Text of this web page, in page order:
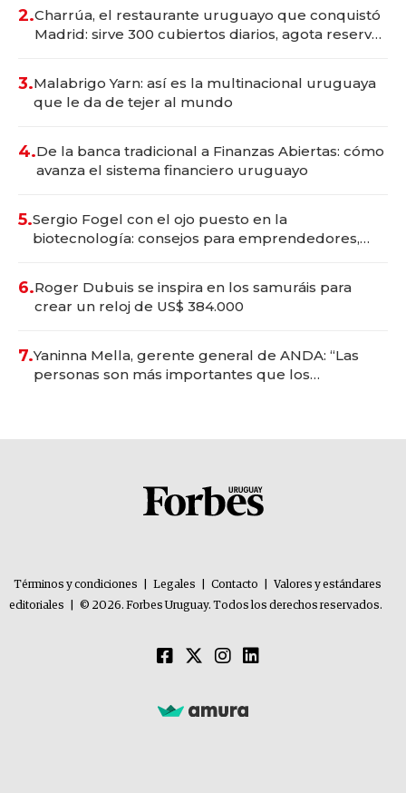
2.Charrúa, el restaurante uruguayo que conquistó
Madrid: sirve 300 cubiertos diarios, agota reservas
3.Malabrigo Yarn: así es la multinacional uruguaya
que le da de tejer al mundo
4.De la banca tradicional a Finanzas Abiertas: cómo
avanza el sistema financiero uruguayo
5.Sergio Fogel con el ojo puesto en la
biotecnología: consejos para emprendedores,
6.Roger Dubuis se inspira en los samuráis para
crear un reloj de US$ 384.000
7.Yaninna Mella, gerente general de ANDA: “Las
personas son más importantes que los
Términos y condiciones Legales Contacto
Valores y estándares
editoriales
© 2026. Forbes Uruguay. Todos los derechos reservados.